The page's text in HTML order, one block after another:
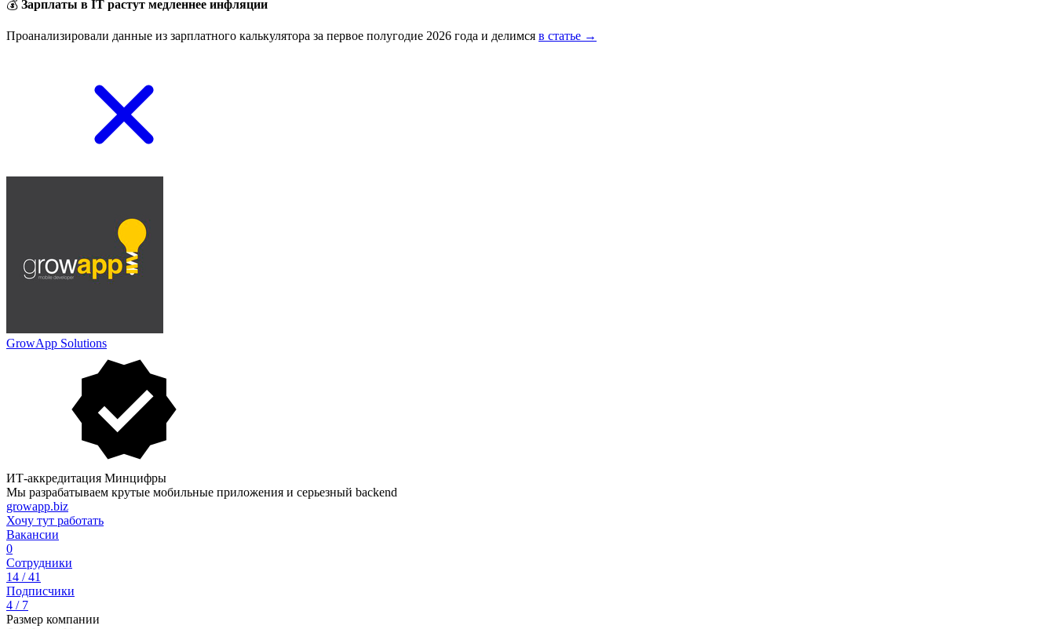
💰 Зарплаты в IT растут медленнее инфляции
Проанализировали данные из зарплатного калькулятора за первое полугодие 2026 года и делимся в статье →
GrowApp Solutions
ИТ-аккредитация Минцифры
Мы разрабатываем крутые мобильные приложения и серьезный backend
growapp.biz
Хочу тут работать
Вакансии
0
Сотрудники
14 / 41
Подписчики
4 / 7
Размер компании